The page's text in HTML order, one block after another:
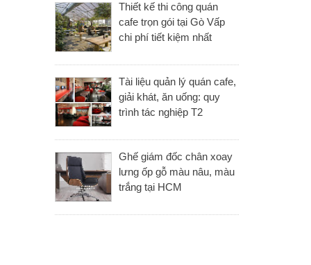
Thiết kế thi công quán
cafe trọn gói tại Gò Vấp
chi phí tiết kiệm nhất
Tài liệu quản lý quán cafe,
giải khát, ăn uống: quy
trình tác nghiệp T2
Ghế giám đốc chân xoay
lưng ốp gỗ màu nâu, màu
trắng tại HCM